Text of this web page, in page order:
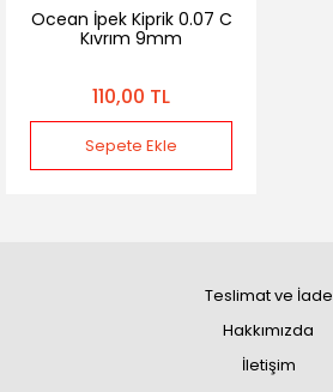
Ocean İpek Kiprik 0.07 C
Kıvrım 9mm
110,00 TL
Sepete Ekle
Teslimat ve İade
Hakkımızda
İletişim